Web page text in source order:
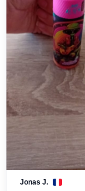
Jonas J.